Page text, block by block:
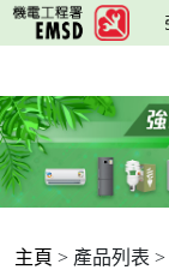
跳
至
要
內
容
主頁 > 產品列表 >